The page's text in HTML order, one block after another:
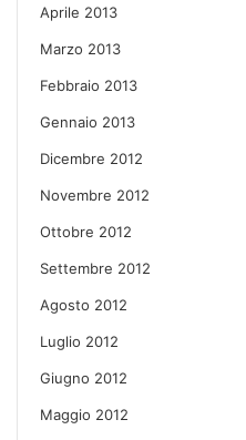
Aprile 2013
Marzo 2013
Febbraio 2013
Gennaio 2013
Dicembre 2012
Novembre 2012
Ottobre 2012
Settembre 2012
Agosto 2012
Luglio 2012
Giugno 2012
Maggio 2012